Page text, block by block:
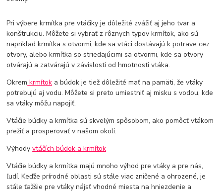
Pri výbere krmítka pre vtáčiky je dôležité zvážiť aj jeho tvar a
konštrukciu. Môžete si vybrať z rôznych typov krmítok, ako sú
napríklad krmítka s otvormi, kde sa vtáci dostávajú k potrave cez
otvory, alebo krmítka so striedajúcimi sa otvormi, kde sa otvory
otvárajú a zatvárajú v závislosti od hmotnosti vtáka.
Okrem krmítok a búdok je tiež dôležité mať na pamäti, že vtáky
potrebujú aj vodu. Môžete si preto umiestniť aj misku s vodou, kde
sa vtáky môžu napojiť.
Vtáčie búdky a krmítka sú skvelým spôsobom, ako pomôcť vtákom
prežiť a prosperovať v našom okolí.
Výhodyvtáčích búdok a krmítok
Vtáčie búdky a krmítka majú mnoho výhod pre vtáky a pre nás,
ľudí. Keďže prírodné oblasti sú stále viac zničené a ohrozené, je
stále ťažšie pre vtáky nájsť vhodné miesta na hniezdenie a